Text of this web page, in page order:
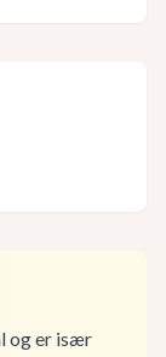
og er især